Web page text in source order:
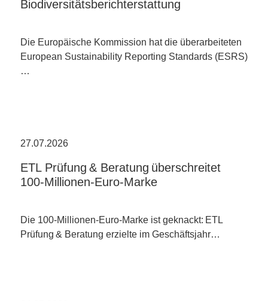
Biodiversitätsberichterstattung
Die Europäische Kommission hat die überarbeiteten
European Sustainability Reporting Standards (ESRS)
…
27.07.2026
ETL Prüfung & Beratung überschreitet
100-Millionen-Euro-Marke
Die 100-Millionen-Euro-Marke ist geknackt: ETL
Prüfung & Beratung erzielte im Geschäftsjahr…